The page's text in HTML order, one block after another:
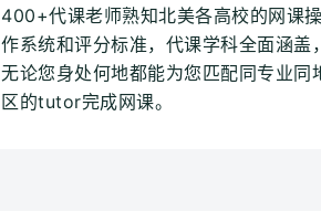
400+代课老师熟知北美各高校的网课操
作系统和评分标准，代课学科全面涵盖，
无论您身处何地都能为您匹配同专业同
区的tutor完成网课。